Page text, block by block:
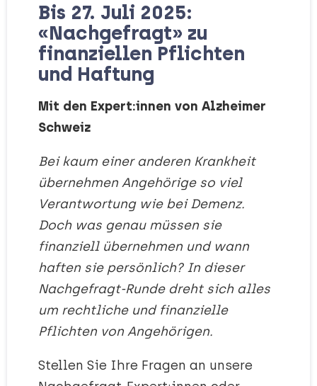
Bis 27. Juli 2025:
«Nachgefragt» zu
finanziellen Pflichten
und Haftung
Mit den Expert:innen von Alzheimer
Schweiz
Bei kaum einer anderen Krankheit
übernehmen Angehörige so viel
Verantwortung wie bei Demenz.
Doch was genau müssen sie
finanziell übernehmen und wann
haften sie persönlich? In dieser
Nachgefragt-Runde dreht sich alles
um rechtliche und finanzielle
Pflichten von Angehörigen.
Stellen Sie Ihre Fragen an unsere